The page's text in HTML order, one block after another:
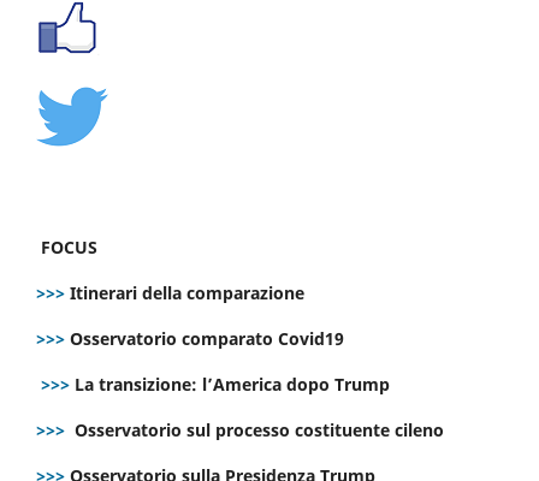
FOCUS
>>> Itinerari della comparazione
>>> Osservatorio comparato Covid19
>>> La transizione: l’America dopo Trump
>>> Osservatorio sul processo costituente cileno
>>> Osservatorio sulla Presidenza Trump